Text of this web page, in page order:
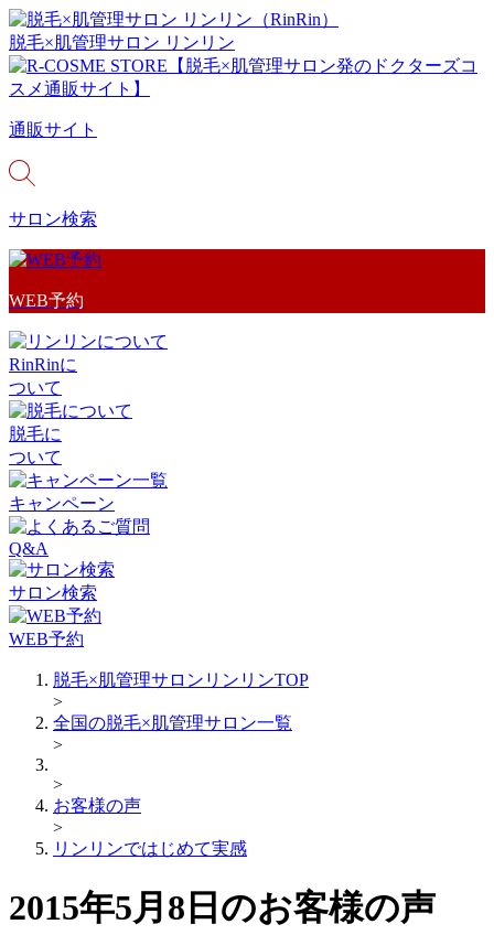
脱毛×肌管理サロン リンリン
通販サイト
サロン検索
WEB予約
RinRinに
ついて
脱毛に
ついて
キャンペーン
Q&A
サロン検索
WEB予約
脱毛×肌管理サロンリンリンTOP
>
全国の脱毛×肌管理サロン一覧
>
>
お客様の声
>
リンリンではじめて実感
2015年5月8日のお客様の声